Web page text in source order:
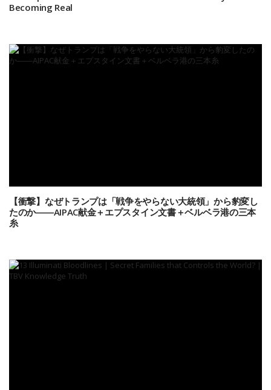
Becoming Real
【衝撃】なぜトランプは「戦争をやらない大統領」から豹変し
たのか――AIPAC献金＋エプスタイン文書＋ベルベラ港の三本
糸